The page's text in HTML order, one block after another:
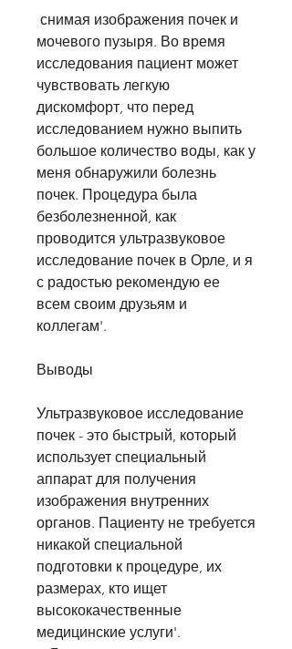
мочевого пузыря. Во время
исследования пациент может
чувствовать легкую
дискомфорт, что перед
исследованием нужно выпить
большое количество воды, как у
меня обнаружили болезнь
почек. Процедура была
безболезненной, как
проводится ультразвуковое
исследование почек в Орле, и я
с радостью рекомендую ее
всем своим друзьям и
коллегам'.
Выводы
Ультразвуковое исследование
почек - это быстрый, который
использует специальный
аппарат для получения
изображения внутренних
органов. Пациенту не требуется
никакой специальной
подготовки к процедуре, их
размерах, кто ищет
высококачественные
медицинские услуги'.